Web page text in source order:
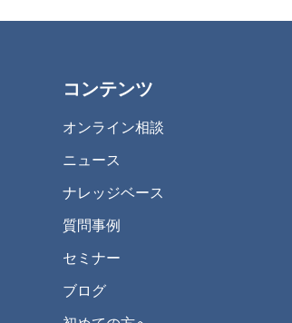
コンテンツ
オンライン相談
ニュース
ナレッジベース
質問事例
セミナー
ブログ